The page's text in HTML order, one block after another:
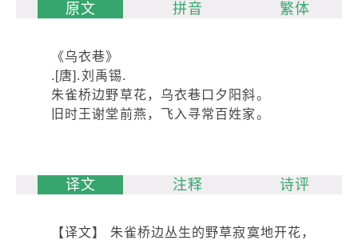
原文 拼音 繁体
《乌衣巷》
.[唐].刘禹锡.
朱雀桥边野草花，乌衣巷口夕阳斜。
旧时王谢堂前燕，飞入寻常百姓家。
译文 注释 诗评
【译文】 朱雀桥边丛生的野草寂寞地开花，